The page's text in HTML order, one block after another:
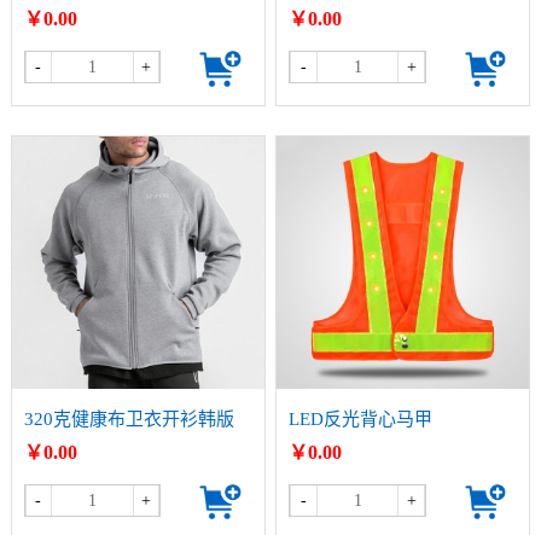
冲锋衣
￥0.00
- +
袖衫
￥0.00
- +
320克健康布卫衣开衫韩版
潮流连帽拉链外套
￥0.00
- +
LED反光背心马甲
￥0.00
- +